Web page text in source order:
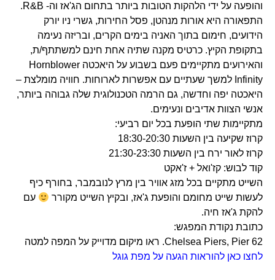
והופעה על ידי הלהקות הטובות ביותר בתחום הג'אז וה- R&B.
התפאורה היא אורות מנהטן, פסל החירות, גשרי ניו יורק
הידועים, חימום בתוך האניה בימים הקרים, ובריזה נעימה
בתקופת הקיץ. כרטיס מקנה שתיה אחת חינם למשתתף/ת,
והאירועים מתקיימים פעם בשבוע על היאכטה Hornblower
Infinity למשך שעתיים עם אפשרות לארוחות. חוויה מומלצת –
היאכטה יפה וחדשה, גם הרמה הטכנולוגית שלה גבוהה ביותר,
אנשי הצוות אדיבים ונעימים.
מתקיימות שתי הופעת בכל יום רביעי:
קרוז שקיעה בין השעות 18:30-20:30
קרוז לאור ירח בין השעות 21:30-23:30
קוד לבוש: קז'ואל + ז'אקט
השייט מתקיים בכל מזג אוויר בין מרץ לנובמבר, בחורף כיף
לעשות שייט מחומם והופעת ג'אז, ובקיץ השייט מקורר
עם
להקת ג'אז חיה.
כתובת נקודת המפגש:
Chelsea Piers, Pier 62. ראו מיקום מדוייק על המפה למטה
לחצו כאן להוראות הגעה על מפת גוגל